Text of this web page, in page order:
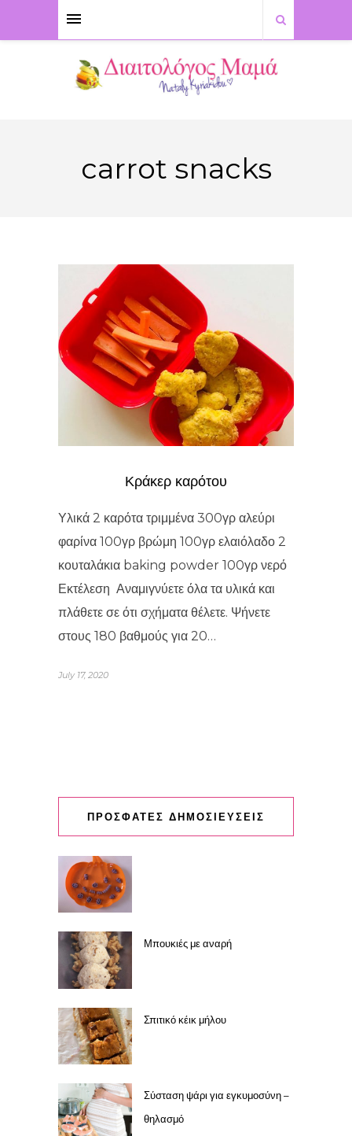
carrot snacks
Κράκερ καρότου
Υλικά 2 καρότα τριμμένα 300γρ αλεύρι
φαρίνα 100γρ βρώμη 100γρ ελαιόλαδο 2
κουταλάκια baking powder 100γρ νερό
Εκτέλεση Αναμιγνύετε όλα τα υλικά και
πλάθετε σε ότι σχήματα θέλετε. Ψήνετε
στους 180 βαθμούς για 20…
July 17, 2020
ΠΡΟΣΦΑΤΕΣ ΔΗΜΟΣΙΕΥΣΕΙΣ
Μπουκιές με αναρή
Σπιτικό κέικ μήλου
Σύσταση ψάρι για εγκυμοσύνη –
θηλασμό